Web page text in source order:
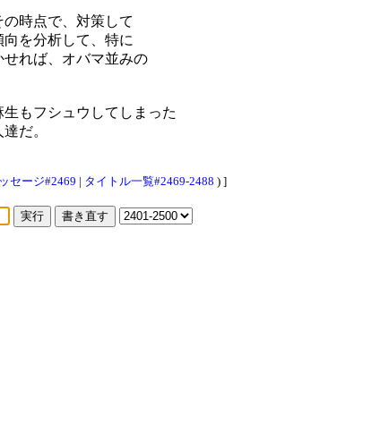
時点で、対策して
を分析して、特に
れば、オバマ並みの
もフシュウしてしまった
だ。
セージ#2469 | タイトル一覧#2469-2488 ) ]